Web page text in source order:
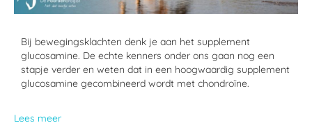
Bij bewegingsklachten denk je aan het supplement
glucosamine. De echte kenners onder ons gaan nog een
stapje verder en weten dat in een hoogwaardig supplement
glucosamine gecombineerd wordt met chondroïne.
Lees meer